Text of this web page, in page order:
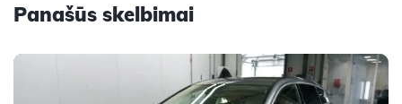
Panašūs skelbimai